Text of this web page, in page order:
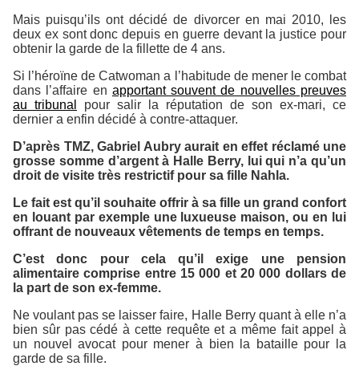
Mais puisqu’ils ont décidé de divorcer en mai 2010, les
deux ex sont donc depuis en guerre devant la justice pour
obtenir la garde de la fillette de 4 ans.
Si l’héroïne deCatwoman a l’habitude de mener le combat
dans l’affaire en apportant souvent de nouvelles preuves
au tribunal
pour salir la réputation de son ex-mari, ce
dernier a enfin décidé à contre-attaquer.
D’après TMZ, Gabriel Aubry aurait en effet réclamé une
grosse somme d’argent à Halle Berry, lui qui n’a qu’un
droit de visite très restrictif pour sa fille Nahla.
Le fait est qu’il souhaite offrir à sa fille un grand confort
en louant par exemple une luxueuse maison, ou en lui
offrant de nouveaux vêtements de temps en temps.
C’est donc pour cela qu’il exige une pension
alimentaire comprise entre 15 000 et 20 000 dollars de
la part de son ex-femme.
Ne voulant pas se laisser faire, Halle Berry quant à elle n’a
bien sûr pas cédé à cette requête et a même fait appel à
un nouvel avocat pour mener à bien la bataille pour la
garde de sa fille.